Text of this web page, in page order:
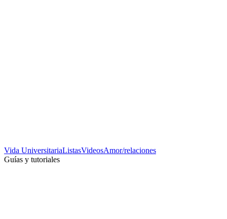
Vida UniversitariaListasVideosAmor/relaciones
Guías y tutoriales